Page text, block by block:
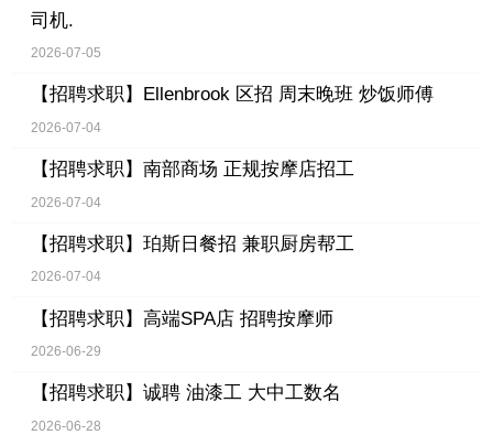
司机.
2026-07-05
【招聘求职】 Ellenbrook 区招 周末晚班 炒饭师傅
2026-07-04
【招聘求职】 南部商场 正规按摩店招工
2026-07-04
【招聘求职】 珀斯日餐招 兼职厨房帮工
2026-07-04
【招聘求职】 高端SPA店 招聘按摩师
2026-06-29
【招聘求职】 诚聘 油漆工 大中工数名
2026-06-28